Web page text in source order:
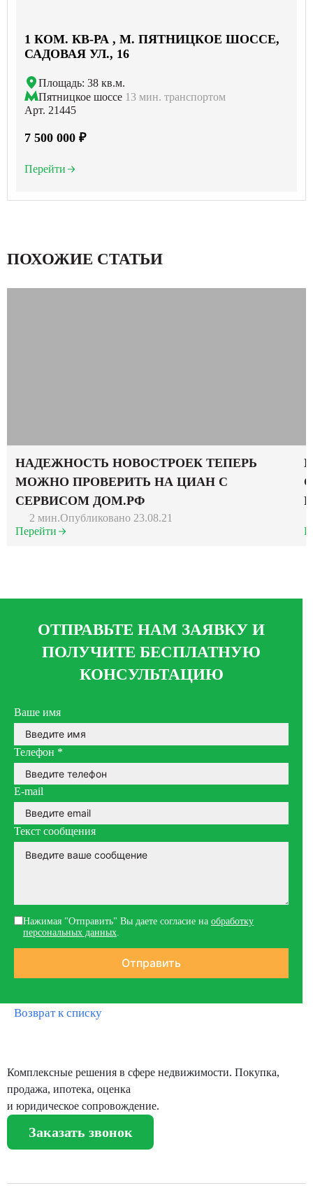
1 КОМ. КВ-РА , М. ПЯТНИЦКОЕ ШОССЕ,
САДОВАЯ УЛ., 16
Площадь: 38 кв.м.
Пятницкое шоссе 13 мин. транспортом
Арт. 21445
7 500 000 ₽
Перейти
ПОХОЖИЕ СТАТЬИ
НАДЕЖНОСТЬ НОВОСТРОЕК ТЕПЕРЬ
МОЖНО ПРОВЕРИТЬ НА ЦИАН С
СЕРВИСОМ ДОМ.РФ
2 мин.Опубликовано 23.08.21
Перейти
ОТПРАВЬТЕ НАМ ЗАЯВКУ И
ПОЛУЧИТЕ БЕСПЛАТНУЮ
КОНСУЛЬТАЦИЮ
Ваше имя
Телефон *
E-mail
Текст сообщения
Нажимая "Отправить" Вы даете согласие на обработку
персональных данных
Возврат к списку
Комплексные решения в сфере недвижимости. Покупка,
продажа, ипотека, оценка
и юридическое сопровождение.
Заказать звонок